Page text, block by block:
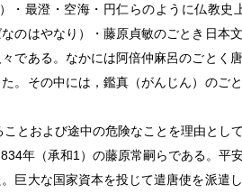
・最澄・空海・円仁らのように仏教史
のはやなり）・藤原貞敏のごとき日本
である。なかには阿倍仲麻呂のごとく
。その中には，鑑真（がんじん）のご
とおよび途中の危険なことを理由とし
年（承和1）の藤原常嗣らである。平
巨大な国家資本を投じて遣唐使を派遣